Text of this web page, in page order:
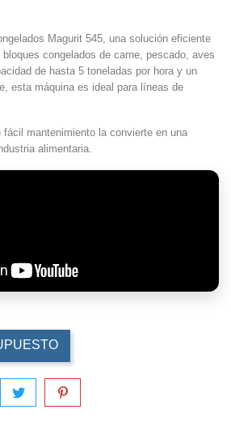
Magurit 545 , una solución eficiente
congelados de carne, pescado, aves
de hasta 5 toneladas por hora y un
esta máquina es ideal para líneas de
mantenimiento la convierte en una
alimentaria.